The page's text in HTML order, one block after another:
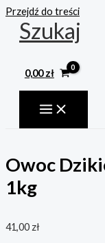
Przejdź do treści
Szukaj
0,00zł
Owoc
1kg
41,00 zł